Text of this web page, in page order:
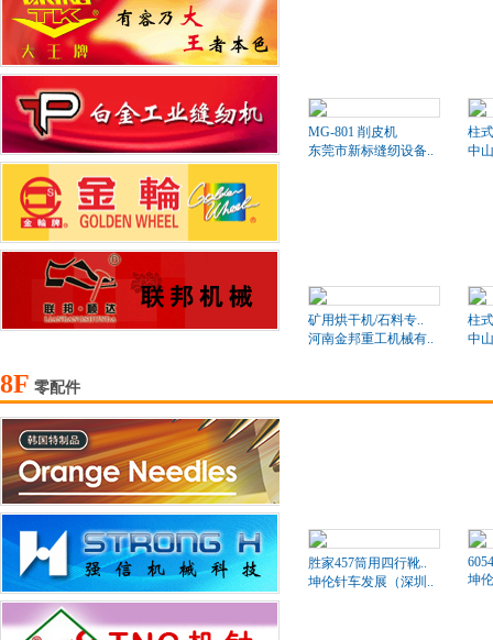
MG-801 削皮机
东莞市新标缝纫设备..
柱
中
矿用烘干机/石料专..
河南金邦重工机械有..
柱
中
8F 零配件
胜家457筒用四行靴..
坤伦针车发展（深圳..
坤